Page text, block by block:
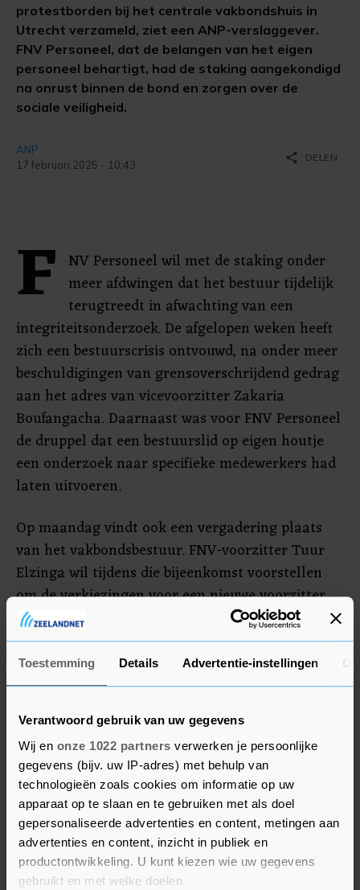
Toestemming Details Advertentie-instellingen
Verantwoord gebruik van uw gegevens
Wij en onze 1022 partners verwerken je persoonlijke
gegevens (bijv. uw IP-adres) met behulp van
technologieën zoals cookies om informatie op uw
apparaat op te slaan en te gebruiken met als doel
gepersonaliseerde advertenties en content, metingen aan
advertenties en content, inzicht in publiek en
productontwikkeling. U kunt kiezen wie uw gegevens
gebruikt en met welke doelen.
protestborden bij het centrale vakbondshuis in
Utrecht verzameld, ziet een ANP-verslaggever.
FNV Personeel, dat de belangen van het eigen
personeel behartigt, had de staking aangekondigd
na onrust binnen de bond en zorgen over de
sociale veiligheid.
ANP
17 februari 2025 - 10:43
share DELEN
F NV Personeel wil met de staking onder
meer afdwingen dat het bestuur tijdelijk
terugtreedt in afwachting van een
integriteitsonderzoek. De afgelopen weken heeft
zich een bestuurscrisis ontvouwd, na onder meer
beschuldigingen van grensoverschrijdend gedrag
aan het adres van vicevoorzitter Zakaria
Boufangacha. Daarnaast was voor FNV Personeel
de druppel dat een bestuurslid op eigen houtje
een onderzoek naar specifieke medewerkers had
laten uitvoeren.
Op maandag vindt ook een vergadering plaats
van het vakbondsbestuur. FNV-voorzitter Tuur
Elzinga wil tijdens die bijeenkomst voorstellen
om de verkiezingen voor een nieuwe voorzitter
uit te stellen. Als de rest van het bestuur
daarmee instemt, wordt tegemoetgekomen aan
een van de eisen die FNV Personeel had gesteld.
De zogeheten werkorganisatie van FNV telt ruim